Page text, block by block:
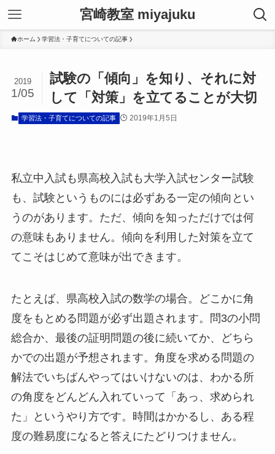
宮崎教室 miyajuku
ホーム 学習法・子育てについての記事
試験の「傾向」を知り、それに対
して「対策」を立てることが大切
2019
1/05
学習法・子育てについての記事 2019年1月5日
私立中入試も県高校入試も大学入試センター試験
も、試験というものには必ずある一定の傾向とい
うのがあります。ただ、傾向を知っただけでは何
の意味もありません。傾向を利用した対策を立て
てこそはじめて意味が出できます。
たとえば、県高校入試の数学の場合。どこかに角
度をもとめる問題が必ず出題されます。問3の小問
総合か、最後の証明問題の後に続いてか、どちら
かでの出題が予想されます。角度を求める問題の
解法でいちばんやってはいけないのは、わかる所
の角度をどんどん入れていって「あっ、求められ
た」というやり方です。時間はかかるし、ある程
度の難易度になると答えにたどりつけません。